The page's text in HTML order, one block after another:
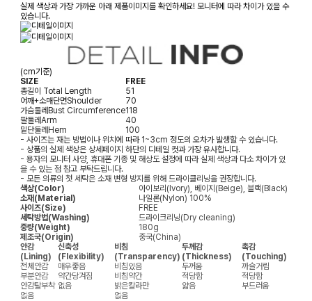
실제 색상과 가장 가까운 아래 제품이미지를 확인하세요! 모니터에 따라 차이가 있을 수
있습니다.
(cm기준)
SIZE
FREE
총길이 Total Length
51
어깨+소매단면Shoulder
70
가슴둘레Bust Circumference118
팔둘레Arm
40
밑단둘레Hem
100
- 사이즈는 재는 방법이나 위치에 따라 1~3cm 정도의 오차가 발생할 수 있습니다.
- 상품의 실제 색상은 상세페이지 하단의 디테일 컷과 가장 유사합니다.
- 용자의 모니터 사양, 휴대폰 기종 및 해상도 설정에 따라 실제 색상과 다소 차이가 있
을 수 있는 점 참고 부탁드립니다.
- 모든 의류의 첫 세탁은 소재 변형 방지를 위해 드라이클리닝을 권장합니다.
색상(Color)
아이보리(Ivory), 베이지(Beige), 블랙(Black)
소재(Material)
나일론(Nylon) 100%
사이즈(Size)
FREE
세탁방법(Washing)
드라이크리닝(Dry cleaning)
중량(Weight)
180g
제조국(Origin)
중국(China)
안감
(Lining)
신축성
(Flexibility)
비침
(Transparency)
두께감
(Thickness)
촉감
(Touching)
전체안감
매우좋음 비침있음 두꺼움
까슬거림
부분안감
약간당겨짐 비침약간 적당함
적당함
안감탈부착 없음 밝은칼라만 얇음
부드러움
없음
없음